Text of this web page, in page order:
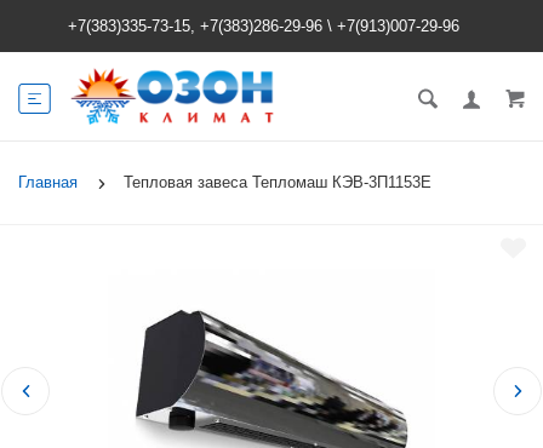
+7(383)335-73-15, +7(383)286-29-96 \ +7(913)007-29-96
Главная Тепловая завеса Тепломаш КЭВ-3П1153E